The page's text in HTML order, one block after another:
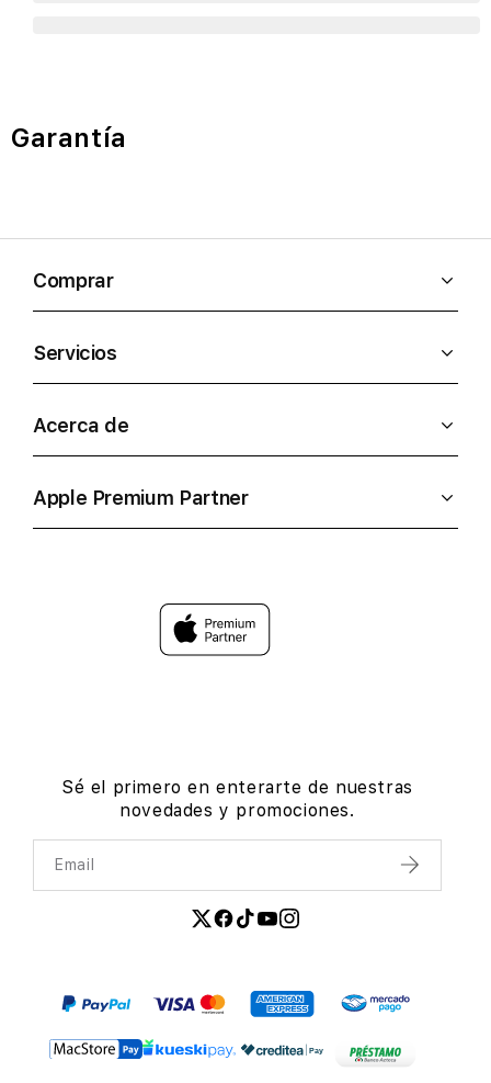
Garantía
Comprar
Servicios
Acerca de
Apple Premium Partner
Sé el primero en enterarte de nuestras
novedades y promociones.
Email